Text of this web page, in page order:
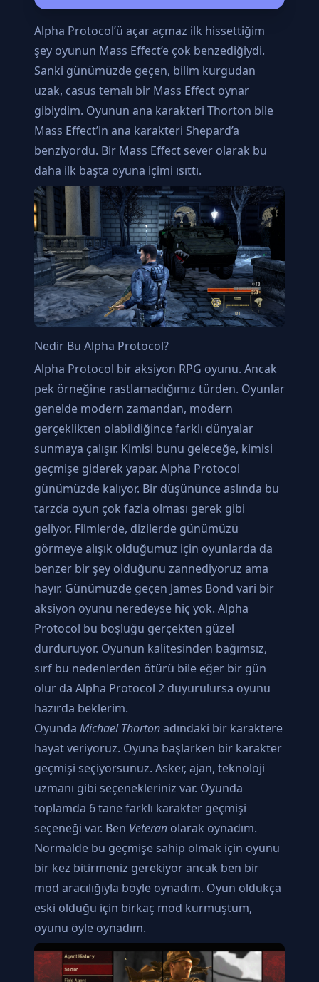
Alpha Protocol’ü açar açmaz ilk hissettiğim
şey oyunun Mass Effect’e çok benzediğiydi.
Sanki günümüzde geçen, bilim kurgudan
uzak, casus temalı bir Mass Effect oynar
gibiydim. Oyunun ana karakteri Thorton bile
Mass Effect’in ana karakteri Shepard’a
benziyordu. Bir Mass Effect sever olarak bu
daha ilk başta oyuna içimi ısıttı.
Nedir Bu Alpha Protocol?
Alpha Protocol bir aksiyon RPG oyunu. Ancak
pek örneğine rastlamadığımız türden. Oyunlar
genelde modern zamandan, modern
gerçeklikten olabildiğince farklı dünyalar
sunmaya çalışır. Kimisi bunu geleceğe, kimisi
geçmişe giderek yapar. Alpha Protocol
günümüzde kalıyor. Bir düşününce aslında bu
tarzda oyun çok fazla olması gerek gibi
geliyor. Filmlerde, dizilerde günümüzü
görmeye alışık olduğumuz için oyunlarda da
benzer bir şey olduğunu zannediyoruz ama
hayır. Günümüzde geçen James Bond vari bir
aksiyon oyunu neredeyse hiç yok. Alpha
Protocol bu boşluğu gerçekten güzel
durduruyor. Oyunun kalitesinden bağımsız,
sırf bu nedenlerden ötürü bile eğer bir gün
olur da Alpha Protocol 2 duyurulursa oyunu
hazırda beklerim.
Oyunda Michael Thortonadındaki bir karaktere
hayat veriyoruz. Oyuna başlarken bir karakter
geçmişi seçiyorsunuz. Asker, ajan, teknoloji
uzmanı gibi seçenekleriniz var. Oyunda
toplamda 6 tane farklı karakter geçmişi
seçeneği var. Ben Veteran olarak oynadım.
Normalde bu geçmişe sahip olmak için oyunu
bir kez bitirmeniz gerekiyor ancak ben bir
mod aracılığıyla böyle oynadım. Oyun oldukça
eski olduğu için birkaç mod kurmuştum,
oyunu öyle oynadım.